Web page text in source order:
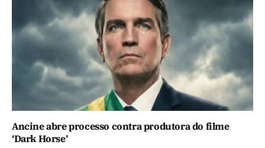
Ancine abre processo contra produtora do filme
‘Dark Horse’